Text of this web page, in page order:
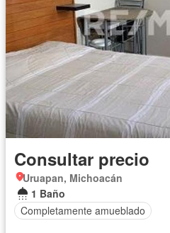
Consultar precio
Uruapan, Michoacán
1 Baño
Completamente amueblado